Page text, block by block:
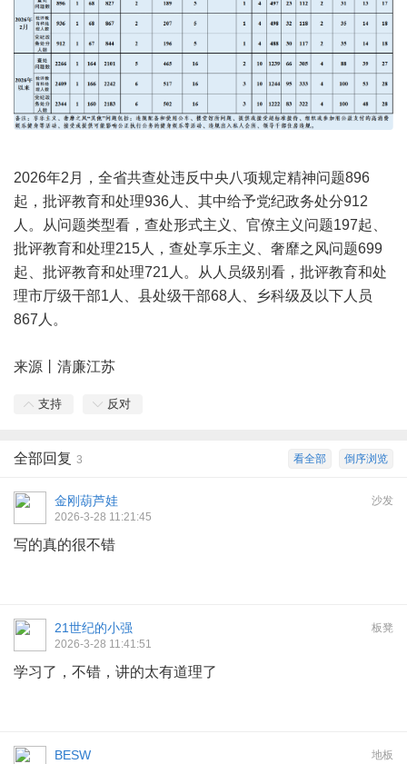
2026年2月，全省共查处违反中央八项规定精神问题896
起，批评教育和处理936人、其中给予党纪政务处分912
人。从问题类型看，查处形式主义、官僚主义问题197起、
批评教育和处理215人，查处享乐主义、奢靡之风问题699
起、批评教育和处理721人。从人员级别看，批评教育和处
理市厅级干部1人、县处级干部68人、乡科级及以下人员
867人。
来源丨清廉江苏
支持 反对
倒序浏览
看全部
全部回复 3
沙发
金刚葫芦娃
2026-3-28 11:21:45
写的真的很不错
板凳
21世纪的小强
2026-3-28 11:41:51
学习了，不错，讲的太有道理了
地板
BESW